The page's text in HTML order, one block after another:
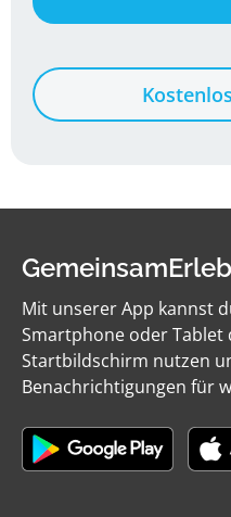
Mit unserer App kannst
Smartphone oder Tablet
Startbildschirm nutzen
Benachrichtigungen für